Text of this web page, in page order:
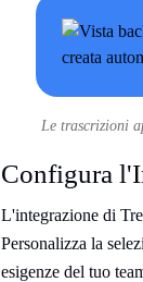
Le trascrizioni
Configura
L'integrazione di
Personalizza la
esigenze del tuo